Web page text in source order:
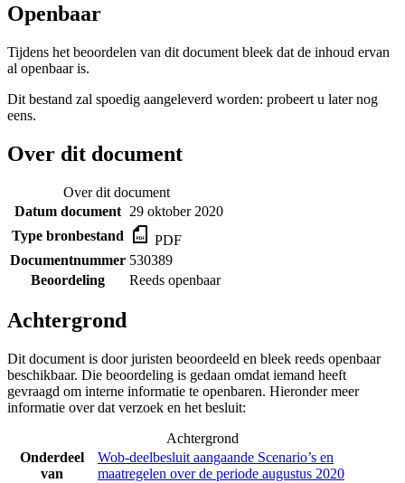
Openbaar
Tijdens het beoordelen van dit document bleek dat de inhoud ervan
al openbaar is.
Dit bestand zal spoedig aangeleverd worden: probeert u later nog
eens.
Over dit document
Over dit document
Datum document 29 oktober 2020
Type bronbestand
PDF
Documentnummer 530389
Beoordeling
Reeds openbaar
Achtergrond
Dit document is door juristen beoordeeld en bleek reeds openbaar
beschikbaar. Die beoordeling is gedaan omdat iemand heeft
gevraagd om interne informatie te openbaren. Hieronder meer
informatie over dat verzoek en het besluit:
Achtergrond
Onderdeel
van
Wob-deelbesluit aangaande Scenario’s en
maatregelen over de periode augustus 2020